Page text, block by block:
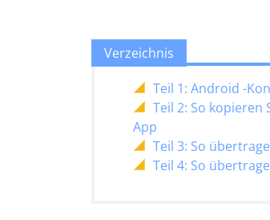
Verzeichnis
Teil 1: Android -
Teil 2: So
App
Teil 3: So
Teil 4: So